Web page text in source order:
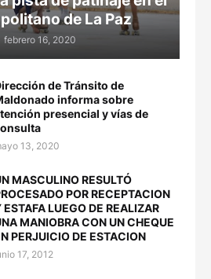
de La Paz
febrero 16, 2020
de Tránsito de
informa sobre
presencial y vías de
13, 2020
MASCULINO RESULTÓ
POR RECEPTACION
ESTAFA LUEGO DE REALIZAR
MANIOBRA CON UN CHEQUE
PERJUICIO DE ESTACION
17, 2012